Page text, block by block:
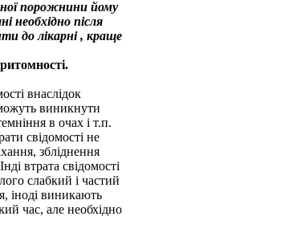
порожнини йому
необхідно після
до лікарні , краще
внаслідок
виникнути
в очах і т.п.
свідомості не
збліднення
втрата свідомості
слабкий і частий
іноді виникають
час, але необхідно